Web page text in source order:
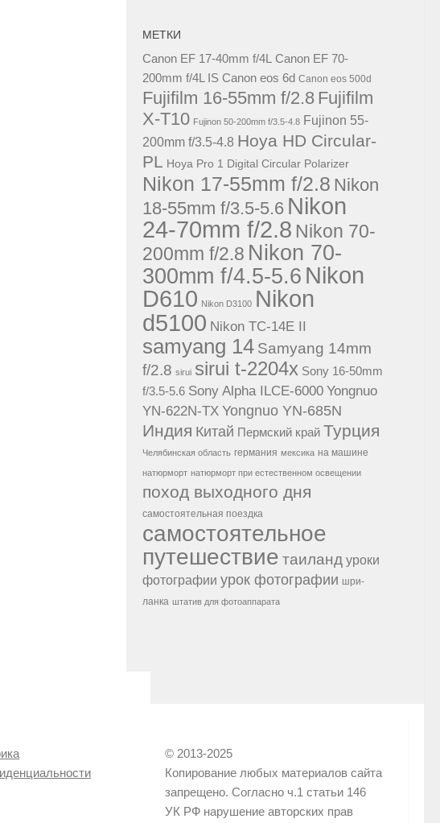
МЕТКИ
Canon EF 17-40mm f/4L Canon EF 70-
200mm f/4L IS Canon eos 6d Canon eos 500d
Fujifilm 16-55mm f/2.8 Fujifilm
X-T10 Fujinon 50-200mm f/3.5-4.8 Fujinon 55-
200mm f/3.5-4.8 Hoya HD Circular-
PL Hoya Pro 1 Digital Circular Polarizer
Nikon 17-55mm f/2.8 Nikon
18-55mm f/3.5-5.6 Nikon
24-70mm f/2.8 Nikon 70-
200mm f/2.8 Nikon 70-
300mm f/4.5-5.6 Nikon
D610 Nikon D3100 Nikon
d5100 Nikon TC-14E II
samyang 14 Samyang 14mm
f/2.8 sirui sirui t-2204x Sony 16-50mm
f/3.5-5.6 Sony Alpha ILCE-6000 Yongnuo
YN-622N-TX Yongnuo YN-685N
Индия Китай Пермский край Турция
Челябинская область германия мексика на машине
натюрморт натюрморт при естественном освещении
поход выходного дня
самостоятельная поездка
самостоятельное
путешествие таиланд уроки
фотографии урок фотографии шри-
ланка штатив для фотоаппарата
© 2013-2025
Копирование любых материалов сайта
запрещено. Согласно ч.1 статьи 146
УК РФ нарушение авторских прав